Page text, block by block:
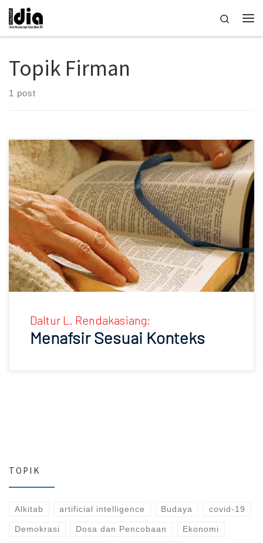
Skip to content
Search
Topik Firman
1 post
Daltur L. Rendakasiang:
Menafsir Sesuai Konteks
TOPIK
Alkitab artificial intelligence Budaya covid-19
Demokrasi Dosa dan Pencobaan Ekonomi